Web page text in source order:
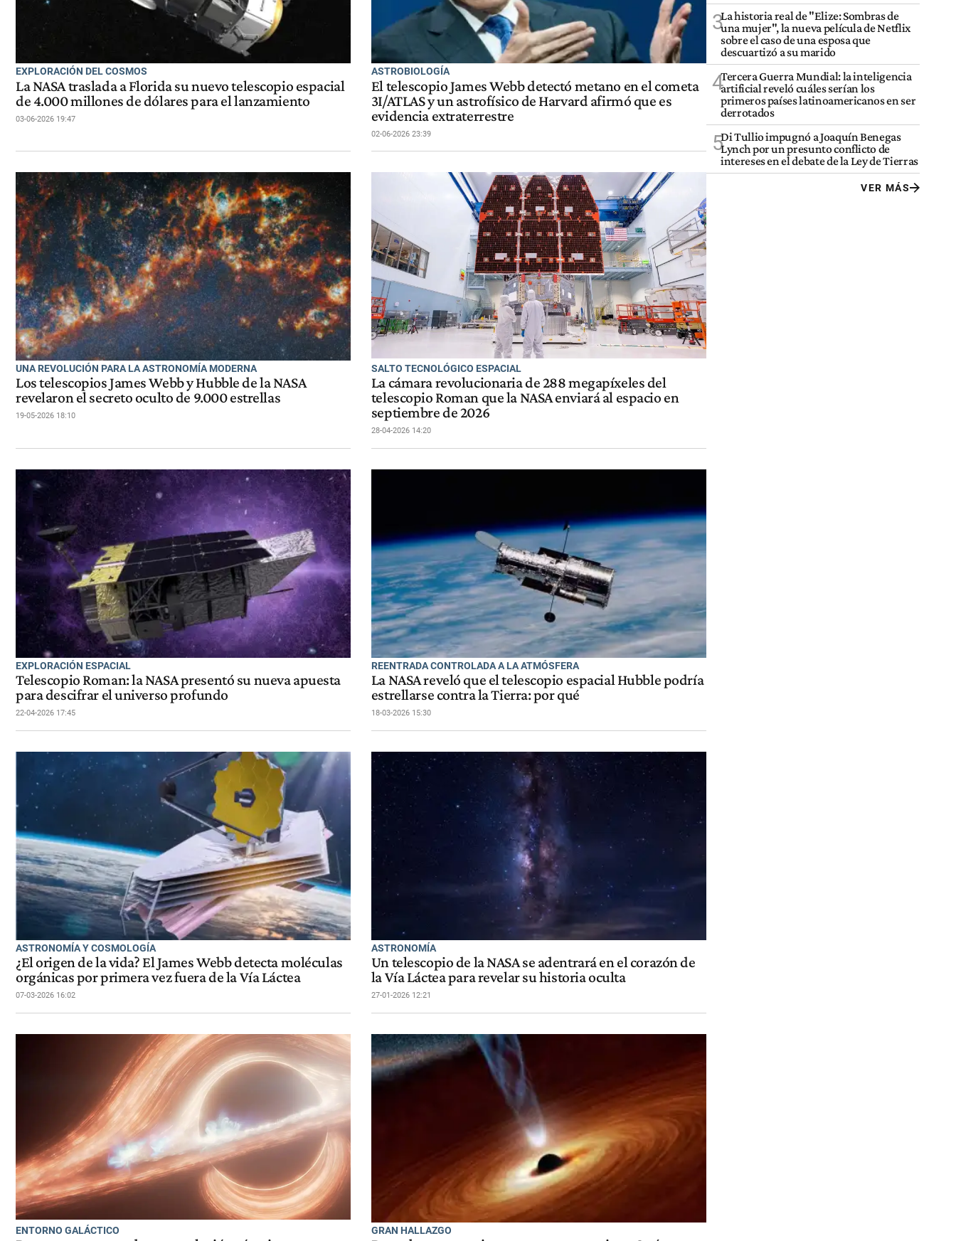
EXPLORACIÓN DEL COSMOS
La NASA traslada a Florida su nuevo telescopio espacial
de 4.000 millones de dólares para el lanzamiento
03-06-2026 19:47
ASTROBIOLOGÍA
El telescopio James Webb detectó metano en el cometa
3I/ATLAS y un astrofísico de Harvard afirmó que es
evidencia extraterrestre
02-06-2026 23:39
UNA REVOLUCIÓN PARA LA ASTRONOMÍA MODERNA
Los telescopios James Webb y Hubble de la NASA
revelaron el secreto oculto de 9.000 estrellas
19-05-2026 18:10
SALTO TECNOLÓGICO ESPACIAL
La cámara revolucionaria de 288 megapíxeles del
telescopio Roman que la NASA enviará al espacio en
septiembre de 2026
28-04-2026 14:20
EXPLORACIÓN ESPACIAL
Telescopio Roman: la NASA presentó su nueva apuesta
para descifrar el universo profundo
22-04-2026 17:45
REENTRADA CONTROLADA A LA ATMÓSFERA
La NASA reveló que el telescopio espacial Hubble podría
estrellarse contra la Tierra: por qué
18-03-2026 15:30
ASTRONOMÍA Y COSMOLOGÍA
¿El origen de la vida? El James Webb detecta moléculas
orgánicas por primera vez fuera de la Vía Láctea
07-03-2026 16:02
ASTRONOMÍA
Un telescopio de la NASA se adentrará en el corazón de
la Vía Láctea para revelar su historia oculta
27-01-2026 12:21
ENTORNO GALÁCTICO GRAN HALLAZGO
3La historia real de "Elize: Sombras de
una mujer", la nueva película de Netflix
sobre el caso de una esposa que
descuartizó a su marido
4Tercera Guerra Mundial: la inteligencia
artificial reveló cuáles serían los
primeros países latinoamericanos en ser
derrotados
5Di Tullio impugnó a Joaquín Benegas
Lynch por un presunto conflicto de
intereses en el debate de la Ley de Tierras
VER MÁS